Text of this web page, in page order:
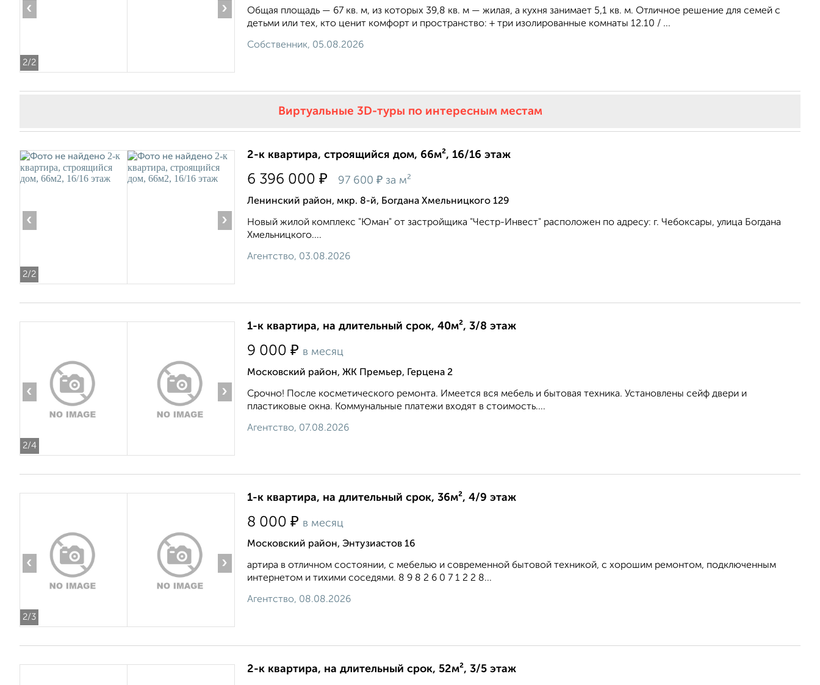
2/2
‹ ›
Общая площадь — 67 кв. м, из которых 39,8 кв. м — жилая, а кухня занимает 5,1 кв. м. Отличное решение для семей с
детьми или тех, кто ценит комфорт и пространство: + три изолированные комнаты 12.10 / ...
Собственник, 05.08.2026
Виртуальные 3D-туры по интересным местам
2/2
‹ ›
2-к квартира, строящийся дом, 66м², 16/16 этаж
6 396 000 ₽ 97 600 ₽ за м²
Ленинский район, мкр. 8-й, Богдана Хмельницкого 129
Новый жилой комплекс "Юман" от застройщика "Честр-Инвест" расположен по адресу: г. Чебоксары, улица Богдана
Хмельницкого....
Агентство, 03.08.2026
2/4
‹ ›
1-к квартира, на длительный срок, 40м², 3/8 этаж
9 000 ₽ в месяц
Московский район, ЖК Премьер, Герцена 2
Срочно! После косметического ремонта. Имеется вся мебель и бытовая техника. Установлены сейф двери и
пластиковые окна. Коммунальные платежи входят в стоимость....
Агентство, 07.08.2026
2/3
‹ ›
1-к квартира, на длительный срок, 36м², 4/9 этаж
8 000 ₽ в месяц
Московский район, Энтузиастов 16
артира в отличном состоянии, с мебелью и современной бытовой техникой, с хорошим ремонтом, подключенным
интернетом и тихими соседями. 8 9 8 2 6 0 7 1 2 2 8...
Агентство, 08.08.2026
2-к квартира, на длительный срок, 52м², 3/5 этаж